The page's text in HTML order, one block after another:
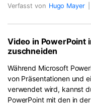
Verfasst von Hugo Mayer
Video in PowerPoint
zuschneiden
Während Microsoft
von Präsentationen und
verwendet wird, kannst
PowerPoint mit den in